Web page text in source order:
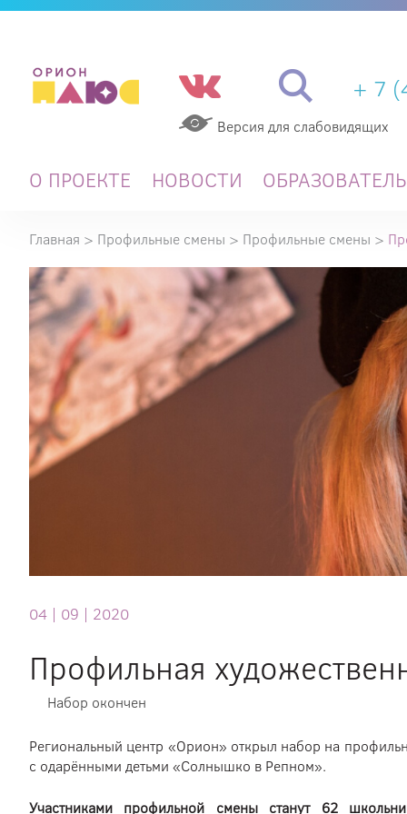
Версия для слабовидящих
+ 7
О ПРОЕКТЕ НОВОСТИ
Главная > Профильные смены > Профильные смены >
04 | 09 | 2020
Профильная
Набор окончен
Региональный центр «Орион» открыл набор на
с одарёнными детьми «Солнышко в Репном».
Участниками профильной смены станут 62